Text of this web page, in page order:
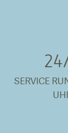
SERVICE